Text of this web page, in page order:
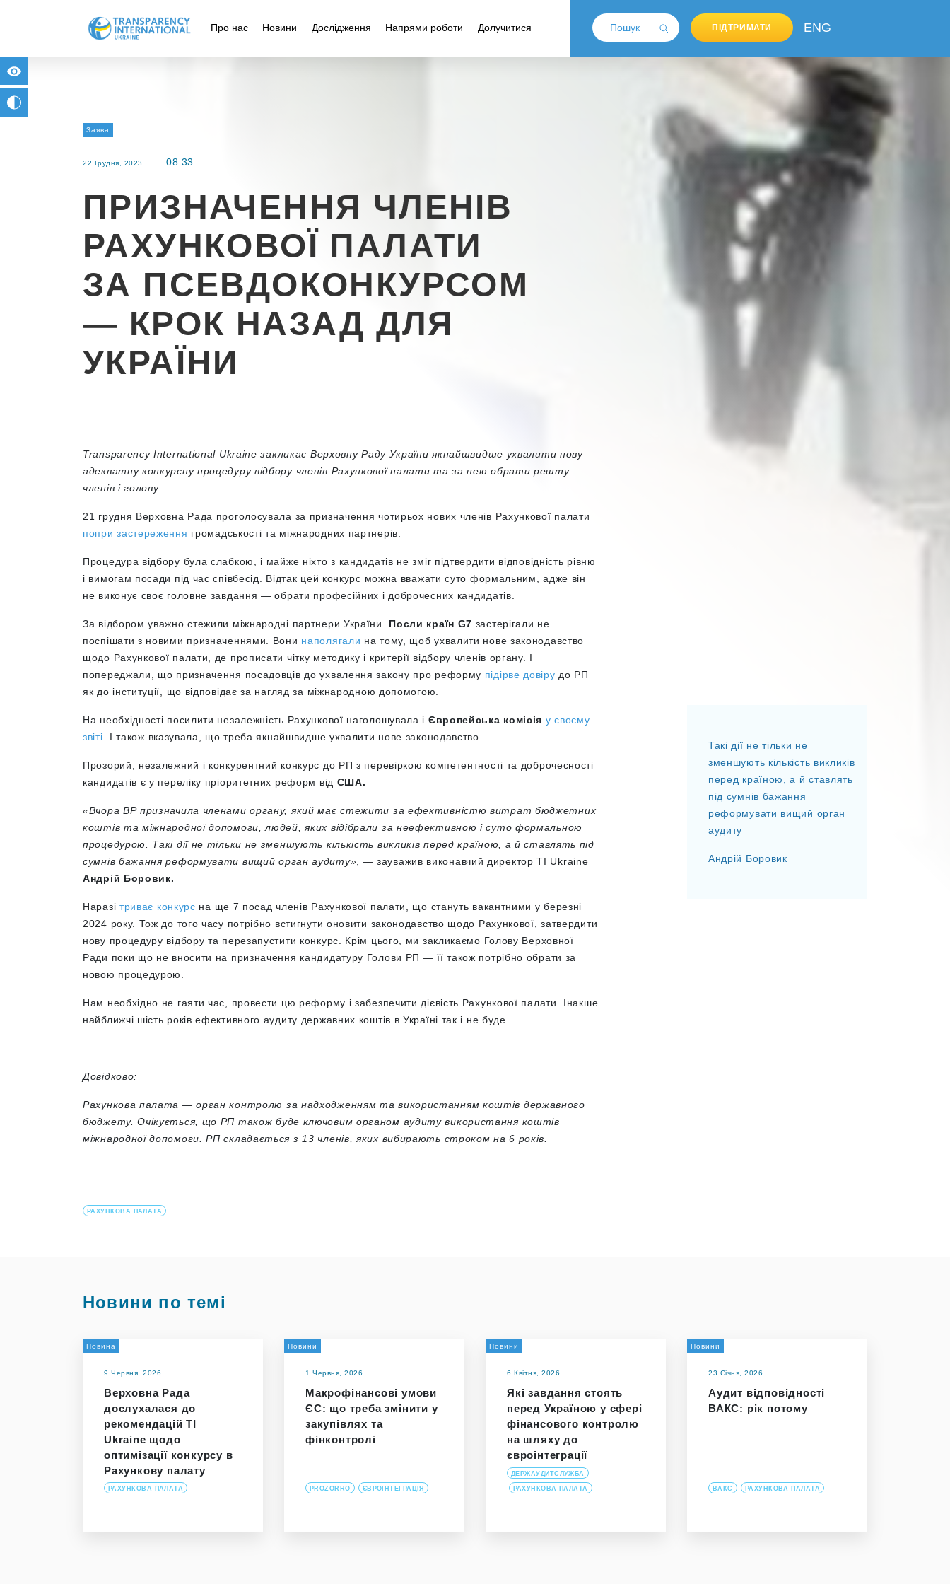
Про нас Новини Дослідження Напрями роботи Долучитися ПІДТРИМАТИ ENG
Заява
22 Грудня, 2023 08:33
ПРИЗНАЧЕННЯ ЧЛЕНІВ
РАХУНКОВОЇ ПАЛАТИ
ЗА ПСЕВДОКОНКУРСОМ
— КРОК НАЗАД ДЛЯ
УКРАЇНИ
Transparency International Ukraine закликає Верховну Раду України якнайшвидше ухвалити нову
адекватну конкурсну процедуру відбору членів Рахункової палати та за нею обрати решту
членів і голову.
21 грудня Верховна Рада проголосувала за призначення чотирьох нових членів Рахункової палати
попри застереження громадськості та міжнародних партнерів.
Процедура відбору була слабкою, і майже ніхто з кандидатів не зміг підтвердити відповідність рівню
і вимогам посади під час співбесід. Відтак цей конкурс можна вважати суто формальним, адже він
не виконує своє головне завдання — обрати професійних і доброчесних кандидатів.
За відбором уважно стежили міжнародні партнери України. Посли країн G7 застерігали не
поспішати з новими призначеннями. Вони наполягали на тому, щоб ухвалити нове законодавство
щодо Рахункової палати, де прописати чітку методику і критерії відбору членів органу. І
попереджали, що призначення посадовців до ухвалення закону про реформу підірве довіру до РП
як до інституції, що відповідає за нагляд за міжнародною допомогою.
На необхідності посилити незалежність Рахункової наголошувала і Європейська комісія у своєму
звіті . І також вказувала, що треба якнайшвидше ухвалити нове законодавство.
Прозорий, незалежний і конкурентний конкурс до РП з перевіркою компетентності та доброчесності
кандидатів є у переліку пріоритетних реформ від США.
«Вчора ВР призначила членами органу, який має стежити за ефективністю витрат бюджетних
коштів та міжнародної допомоги, людей, яких відібрали за неефективною і суто формальною
процедурою. Такі дії не тільки не зменшують кількість викликів перед країною, а й ставлять під
сумнів бажання реформувати вищий орган аудиту» , — зауважив виконавчий директор TI Ukraine
Андрій Боровик.
Наразі триває конкурс на ще 7 посад членів Рахункової палати, що стануть вакантними у березні
2024 року. Тож до того часу потрібно встигнути оновити законодавство щодо Рахункової, затвердити
нову процедуру відбору та перезапустити конкурс. Крім цього, ми закликаємо Голову Верховної
Ради поки що не вносити на призначення кандидатуру Голови РП — її також потрібно обрати за
новою процедурою.
Нам необхідно не гаяти час, провести цю реформу і забезпечити дієвість Рахункової палати. Інакше
найближчі шість років ефективного аудиту державних коштів в Україні так і не буде.
Довідково:
Рахункова палата — орган контролю за надходженням та використанням коштів державного
бюджету. Очікується, що РП також буде ключовим органом аудиту використання коштів
міжнародної допомоги. РП складається з 13 членів, яких вибирають строком на 6 років.
Такі дії не тільки не
зменшують кількість викликів
перед країною, а й ставлять
під сумнів бажання
реформувати вищий орган
аудиту
Андрій Боровик
РАХУНКОВА ПАЛАТА
Новини по темі
Новина
9 Червня, 2026
Верховна Рада
дослухалася до
рекомендацій TI
Ukraine щодо
оптимізації конкурсу в
Рахункову палату
РАХУНКОВА ПАЛАТА
Новини
1 Червня, 2026
Макрофінансові умови
ЄС: що треба змінити у
закупівлях та
фінконтролі
PROZORRO ЄВРОІНТЕГРАЦІЯ
Новини
6 Квітня, 2026
Які завдання стоять
перед Україною у сфері
фінансового контролю
на шляху до
євроінтеграції
ДЕРЖАУДИТСЛУЖБА
РАХУНКОВА ПАЛАТА
Новини
23 Січня, 2026
Аудит відповідності
ВАКС: рік потому
ВАКС РАХУНКОВА ПАЛАТА